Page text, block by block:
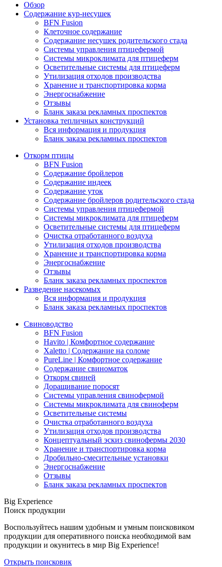
Обзор
Содержание кур-несушек
BFN Fusion
Клеточное содержание
Содержание несушек родительского стада
Системы управления птицефермой
Системы микроклимата для птицеферм
Осветительные системы для птицеферм
Утилизация отходов производства
Хранение и транспортировка корма
Энергоснабжение
Отзывы
Бланк заказа рекламных проспектов
Установка тепличных конструкций
Вся информация и продукция
Бланк заказа рекламных проспектов
Откорм птицы
BFN Fusion
Содержание бройлеров
Содержание индеек
Содержание уток
Содержание бройлеров родительского стада
Системы управления птицефермой
Системы микроклимата для птицеферм
Осветительные системы для птицеферм
Очистка отработанного воздуха
Утилизация отходов производства
Хранение и транспортировка корма
Энергоснабжение
Отзывы
Бланк заказа рекламных проспектов
Разведение насекомых
Вся информация и продукция
Бланк заказа рекламных проспектов
Свиноводство
BFN Fusion
Havito | Комфортное содержание
Xaletto | Содержание на соломе
PureLine | Комфортное содержание
Содержание свиноматок
Откорм свиней
Доращивание поросят
Системы управления свинофермой
Системы микроклимата для свиноферм
Осветительные системы
Очистка отработанного воздуха
Утилизация отходов производства
Концептуальный эскиз свинофермы 2030
Хранение и транспортировка корма
Дробильно-смесительные установки
Энергоснабжение
Отзывы
Бланк заказа рекламных проспектов
Big Experience
Поиск продукции
Воспользуйтесь нашим удобным и умным поисковиком
продукции для оперативного поиска необходимой вам
продукции и окунитесь в мир Big Experience!
Открыть поисковик